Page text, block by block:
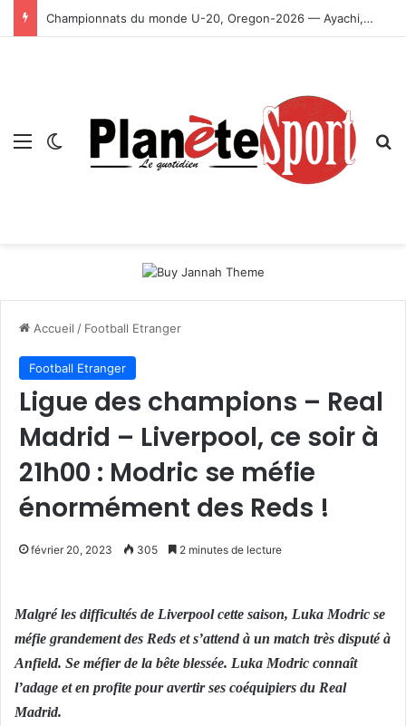
Championnats du monde U-20, Oregon-2026 — Ayachi, Dissa, Touahria et Ghezali en finale
Menu Switch skin
Accueil / Football Etranger
Football Etranger
Ligue des champions – Real
Madrid – Liverpool, ce soir à
21h00 : Modric se méfie
énormément des Reds !
février 20, 2023 305 2 minutes de lecture
Malgré les difficultés de Liverpool cette saison, Luka Modric se
méfie grandement des Reds et s’attend à un match très disputé à
Anfield. Se méfier de la bête blessée. Luka Modric connaît
l’adage et en profite pour avertir ses coéquipiers du Real
Madrid.